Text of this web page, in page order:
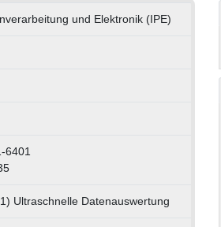
und Elektronik (IPE)
6401
Ultraschnelle Datenauswertung